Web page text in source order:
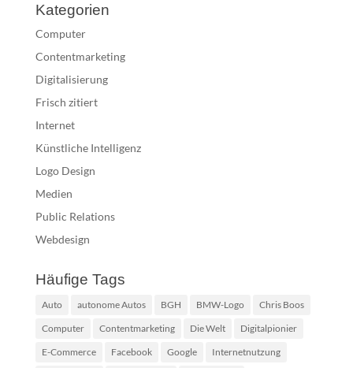
Kategorien
Computer
Contentmarketing
Digitalisierung
Frisch zitiert
Internet
Künstliche Intelligenz
Logo Design
Medien
Public Relations
Webdesign
Häufige Tags
Auto autonome Autos BGH BMW-Logo
Chris Boos
Computer
Contentmarketing Die Welt
Digitalpionier
E-Commerce
Facebook Google
Internetnutzung